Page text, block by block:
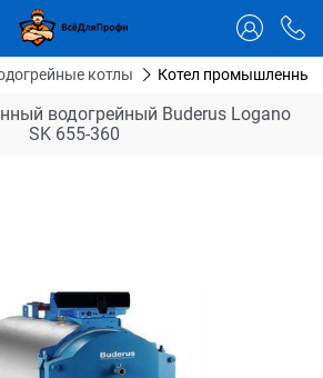
котлы Котел промышленный
водогрейный Buderus Logano
SK 655-360